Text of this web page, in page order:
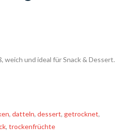
und ideal für Snack & Dessert.
, datteln, dessert, getrocknet,
, trockenfrüchte